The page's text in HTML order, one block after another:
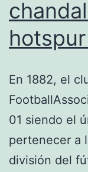
En 1882, el
01 siendo el
pertenecer a
división del